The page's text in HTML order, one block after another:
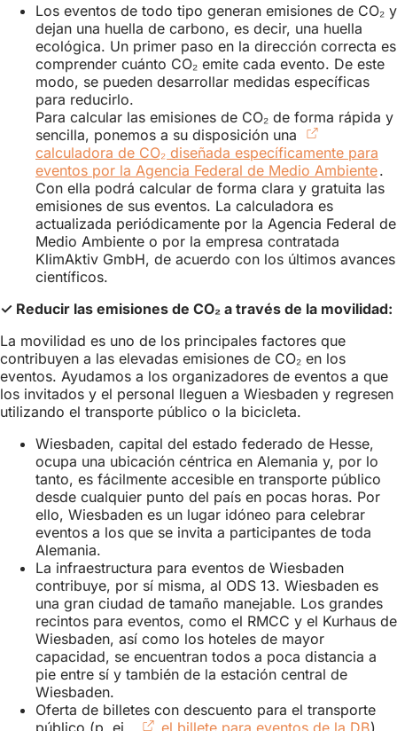
Los eventos de todo tipo generan emisiones de CO₂ y
dejan una huella de carbono, es decir, una huella
ecológica. Un primer paso en la dirección correcta es
comprender cuánto CO₂ emite cada evento. De este
modo, se pueden desarrollar medidas específicas
para reducirlo.
Para calcular las emisiones de CO₂ de forma rápida y
sencilla, ponemos a su disposición una
calculadora de CO₂ diseñada específicamente para
eventos por la Agencia Federal de Medio Ambiente.
Con ella podrá calcular de forma clara y gratuita las
emisiones de sus eventos. La calculadora es
actualizada periódicamente por la Agencia Federal de
Medio Ambiente o por la empresa contratada
KlimAktiv GmbH, de acuerdo con los últimos avances
científicos.
✓ Reducir las emisiones de CO₂ a través de la movilidad:
La movilidad es uno de los principales factores que
contribuyen a las elevadas emisiones de CO₂ en los
eventos. Ayudamos a los organizadores de eventos a que
los invitados y el personal lleguen a Wiesbaden y regresen
utilizando el transporte público o la bicicleta.
Wiesbaden, capital del estado federado de Hesse,
ocupa una ubicación céntrica en Alemania y, por lo
tanto, es fácilmente accesible en transporte público
desde cualquier punto del país en pocas horas. Por
ello, Wiesbaden es un lugar idóneo para celebrar
eventos a los que se invita a participantes de toda
Alemania.
La infraestructura para eventos de Wiesbaden
contribuye, por sí misma, al ODS 13. Wiesbaden es
una gran ciudad de tamaño manejable. Los grandes
recintos para eventos, como el RMCC y el Kurhaus de
Wiesbaden, así como los hoteles de mayor
capacidad, se encuentran todos a poca distancia a
pie entre sí y también de la estación central de
Wiesbaden.
Oferta de billetes con descuento para el transporte
público (p. ej.,
el billete para eventos de la DB(Se
).